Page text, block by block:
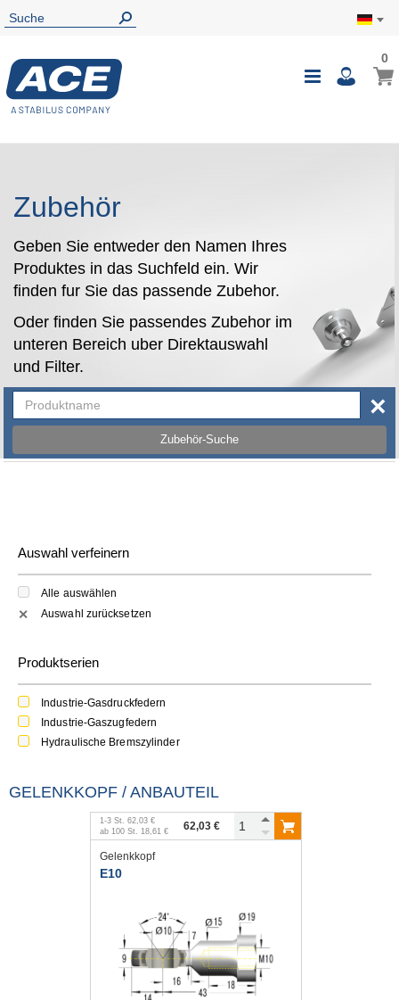
00
Zubehör
Geben Sie entweder den Namen Ihres
Produktes in das Suchfeld ein. Wir
finden fur Sie das passende Zubehor.
Oder finden Sie passendes Zubehor im
unteren Bereich uber Direktauswahl
und Filter.
Zubehör-Suche
×
Auswahl verfeinern
Alle auswählen
✕ Auswahl zurücksetzen
Produktserien
Industrie-Gasdruckfedern
Industrie-Gaszugfedern
Hydraulische Bremszylinder
GELENKKOPF / ANBAUTEIL
1-3 St. 62,03 €
ab 100 St. 18,61 € 62,03 €
Gelenkkopf
E10